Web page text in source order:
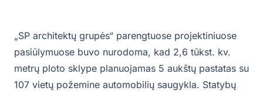
„SP architektų grupės“ parengtuose projektiniuose
pasiūlymuose buvo nurodoma, kad 2,6 tūkst. kv.
metrų ploto sklype planuojamas 5 aukštų pastatas su
107 vietų požemine automobilių saugykla. Statybų